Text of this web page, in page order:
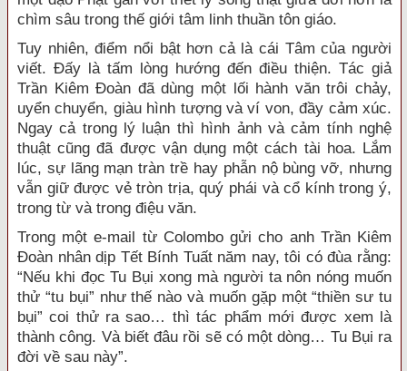
chìm sâu trong thế giới tâm linh thuần tôn giáo.
Tuy nhiên, điểm nổi bật hơn cả là cái Tâm của người
viết. Đấy là tấm lòng hướng đến điều thiện. Tác giả
Trần Kiêm Đoàn đã dùng một lối hành văn trôi chảy,
uyển chuyển, giàu hình tượng và ví von, đầy cảm xúc.
Ngay cả trong lý luận thì hình ảnh và cảm tính nghệ
thuật cũng đã được vận dụng một cách tài hoa. Lắm
lúc, sự lãng mạn tràn trề hay phẫn nộ bùng vỡ, nhưng
vẫn giữ được vẻ tròn trịa, quý phái và cổ kính trong ý,
trong từ và trong điệu văn.
Trong một e-mail từ Colombo gửi cho anh Trần Kiêm
Đoàn nhân dịp Tết Bính Tuất năm nay, tôi có đùa rằng:
“Nếu khi đọc Tu Bụi xong mà người ta nôn nóng muốn
thử “tu bụi” như thế nào và muốn gặp một “thiền sư tu
bụi” coi thử ra sao… thì tác phẩm mới được xem là
thành công. Và biết đâu rồi sẽ có một dòng… Tu Bụi ra
đời về sau này”.